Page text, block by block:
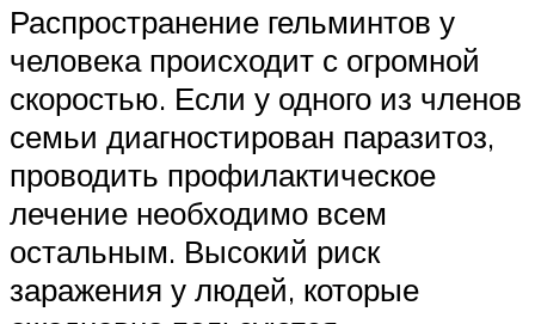
Распространение гельминтов у
человека происходит с огромной
скоростью. Если у одного из членов
семьи диагностирован паразитоз,
проводить профилактическое
лечение необходимо всем
остальным. Высокий риск
заражения у людей, которые